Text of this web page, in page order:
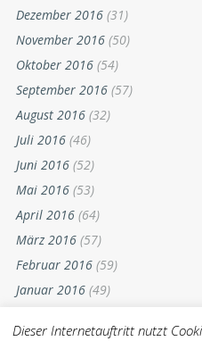
Dezember 2016 (31)
November 2016 (50)
Oktober 2016 (54)
September 2016 (57)
August 2016 (32)
Juli 2016 (46)
Juni 2016 (52)
Mai 2016 (53)
April 2016 (64)
März 2016 (57)
Februar 2016 (59)
Januar 2016 (49)
Dieser Internetauftritt nutzt